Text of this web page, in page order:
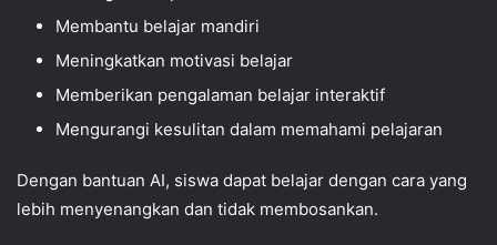
Membantu belajar mandiri
Meningkatkan motivasi belajar
Memberikan pengalaman belajar interaktif
Mengurangi kesulitan dalam memahami pelajaran
Dengan bantuan AI, siswa dapat belajar dengan cara yang
lebih menyenangkan dan tidak membosankan.